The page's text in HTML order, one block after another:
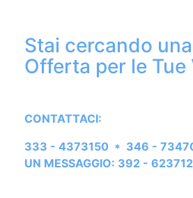
Stai cercando
Offerta per le Tue
CONTATTACI:
333 - 4373150 * 346 -
UN MESSAGGIO: 392 -